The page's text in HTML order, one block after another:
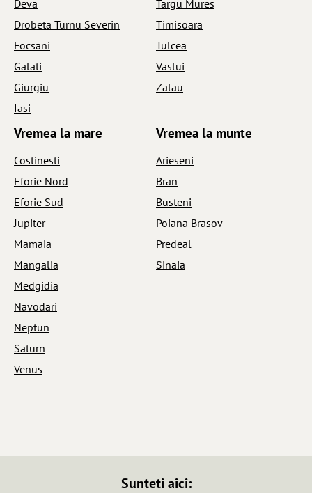
Deva
Drobeta Turnu Severin
Focsani
Galati
Giurgiu
Iasi
Targu Mures
Timisoara
Tulcea
Vaslui
Zalau
Vremea la mare
Costinesti
Eforie Nord
Eforie Sud
Jupiter
Mamaia
Mangalia
Medgidia
Navodari
Neptun
Saturn
Venus
Vremea la munte
Arieseni
Bran
Busteni
Poiana Brasov
Predeal
Sinaia
Sunteti aici: